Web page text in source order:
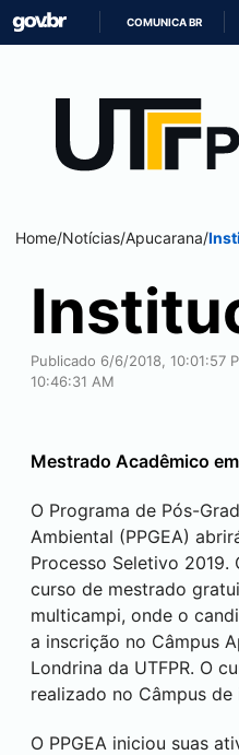
COMUNICA BR
Home/Notícias/Apucarana/
Publicado 6/6/2018, 10:01:57
10:46:31 AM
Mestrado Acadêmico
O Programa de Pós-
Ambiental (PPGEA)
Processo Seletivo 2019.
curso de mestrado
multicampi, onde o
a inscrição no Câmpus
Londrina da UTFPR. O
realizado no Câmpus de
O PPGEA iniciou suas